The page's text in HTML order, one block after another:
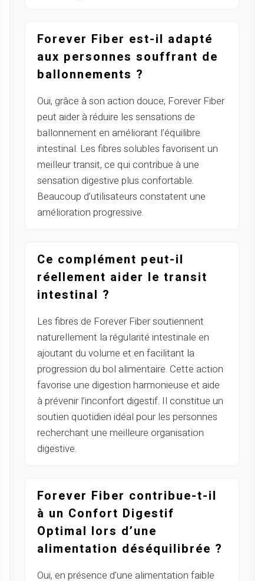
Forever Fiber est-il adapté
aux personnes souffrant de
ballonnements ?
Oui, grâce à son action douce, Forever Fiber
peut aider à réduire les sensations de
ballonnement en améliorant l’équilibre
intestinal. Les fibres solubles favorisent un
meilleur transit, ce qui contribue à une
sensation digestive plus confortable.
Beaucoup d’utilisateurs constatent une
amélioration progressive.
Ce complément peut-il
réellement aider le transit
intestinal ?
Les fibres de Forever Fiber soutiennent
naturellement la régularité intestinale en
ajoutant du volume et en facilitant la
progression du bol alimentaire. Cette action
favorise une digestion harmonieuse et aide
à prévenir l’inconfort digestif. Il constitue un
soutien quotidien idéal pour les personnes
recherchant une meilleure organisation
digestive.
Forever Fiber contribue-t-il
à un Confort Digestif
Optimal lors d’une
alimentation déséquilibrée ?
Oui, en présence d’une alimentation faible